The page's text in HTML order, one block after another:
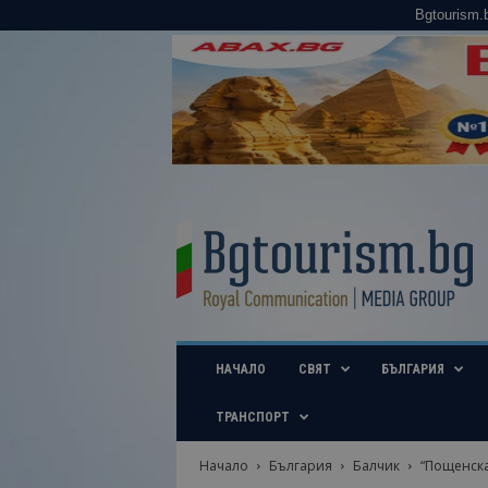
u
i
b
НАЧАЛО СВЯТ БЪЛГАРИЯ
ТРАНСПОРТ
Начало България Балчик